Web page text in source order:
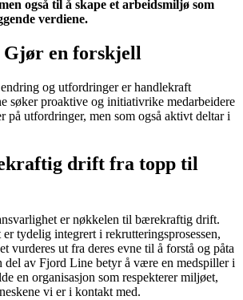
også til å skape et arbeidsmiljø som
verdiene.
en forskjell
og utfordringer er handlekraft
søker proaktive og initiativrike medarbeidere
på utfordringer, men som også aktivt deltar i
drift fra topp til
er nøkkelen til bærekraftig drift.
tydelig integrert i rekrutteringsprosessen,
vurderes ut fra deres evne til å forstå og påta
del av Fjord Line betyr å være en medspiller i
en organisasjon som respekterer miljøet,
vi er i kontakt med.